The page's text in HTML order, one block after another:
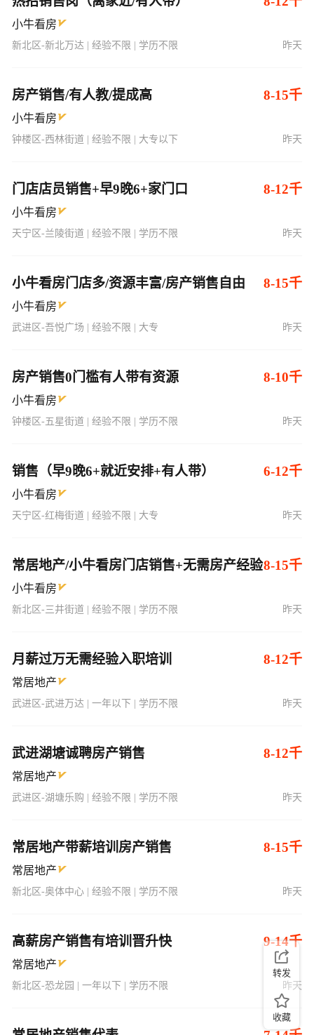
小牛看房
新北区-新北万达 | 经验不限 | 学历不限 昨天
房产销售/有人教/提成高 8-15千
小牛看房
钟楼区-西林街道 | 经验不限 | 大专以下 昨天
门店店员销售+早9晚6+家门口 8-12千
小牛看房
天宁区-兰陵街道 | 经验不限 | 学历不限 昨天
小牛看房门店多/资源丰富/房产销售自由 8-15千
小牛看房
武进区-吾悦广场 | 经验不限 | 大专 昨天
房产销售0门槛有人带有资源 8-10千
小牛看房
钟楼区-五星街道 | 经验不限 | 学历不限 昨天
销售（早9晚6+就近安排+有人带） 6-12千
小牛看房
天宁区-红梅街道 | 经验不限 | 大专 昨天
常居地产/小牛看房门店销售+无需房产经验8-15千
小牛看房
新北区-三井街道 | 经验不限 | 学历不限 昨天
月薪过万无需经验入职培训 8-12千
常居地产
武进区-武进万达 | 一年以下 | 学历不限 昨天
武进湖塘诚聘房产销售 8-12千
常居地产
武进区-湖塘乐购 | 经验不限 | 学历不限 昨天
常居地产带薪培训房产销售 8-15千
常居地产
新北区-奥体中心 | 经验不限 | 学历不限 昨天
高薪房产销售有培训晋升快 9-14千
常居地产
新北区-恐龙园 | 一年以下 | 学历不限 昨天
转发
收藏